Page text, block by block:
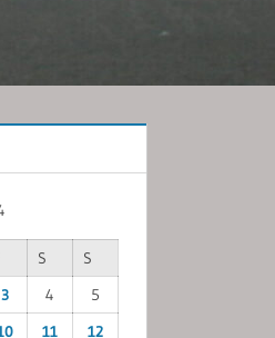
S
S
3 4
5
11
12